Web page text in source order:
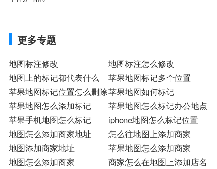
更多专题
地图标注修改
地图标注怎么修改
地图上的标记都代表什么
苹果地图标记多个位置
苹果地图标记位置怎么删除苹果地图如何标记
苹果地图怎么添加标记
苹果地图怎么标记办公地点
苹果手机地图怎么标记
iphone地图怎么标记位置
地图怎么添加商家地址
怎么往地图上添加商家
地图添加商家地址
苹果地图怎么添加商家
地图怎么添加商家
商家怎么在地图上添加店名